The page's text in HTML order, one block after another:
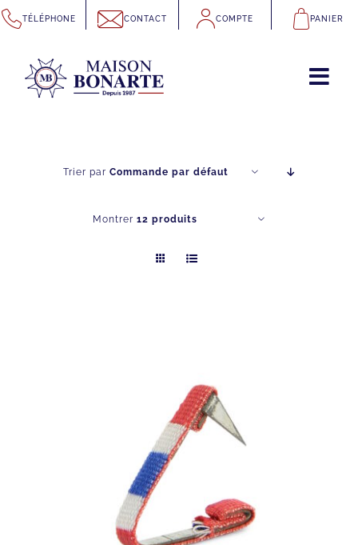
Passer
au
contenu
TÉLÉPHONE CONTACT COMPTE PANIER
Trier par Commande par défaut
Montrer 12 produits